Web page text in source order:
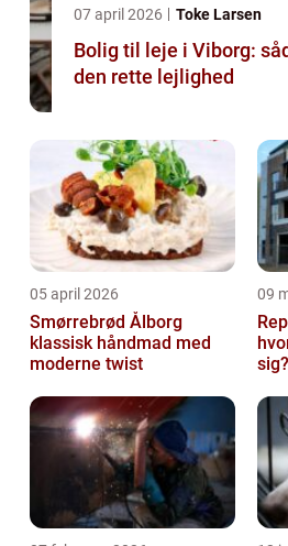
07 april 2026 Toke Larsen
Bolig til leje i Viborg:
den rette lejlighed
05 april 2026
Smørrebrød Ålborg
klassisk håndmad med
moderne twist
09
sig?